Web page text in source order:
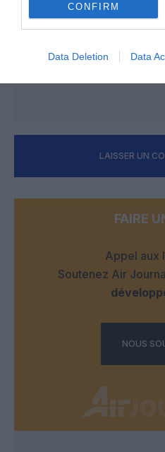
CONFIRM
Data Deletion Data
NDR
première fut en 1953 :
LAISSER UN
FAIRE
Appel aux
Soutenez Air
NOUS